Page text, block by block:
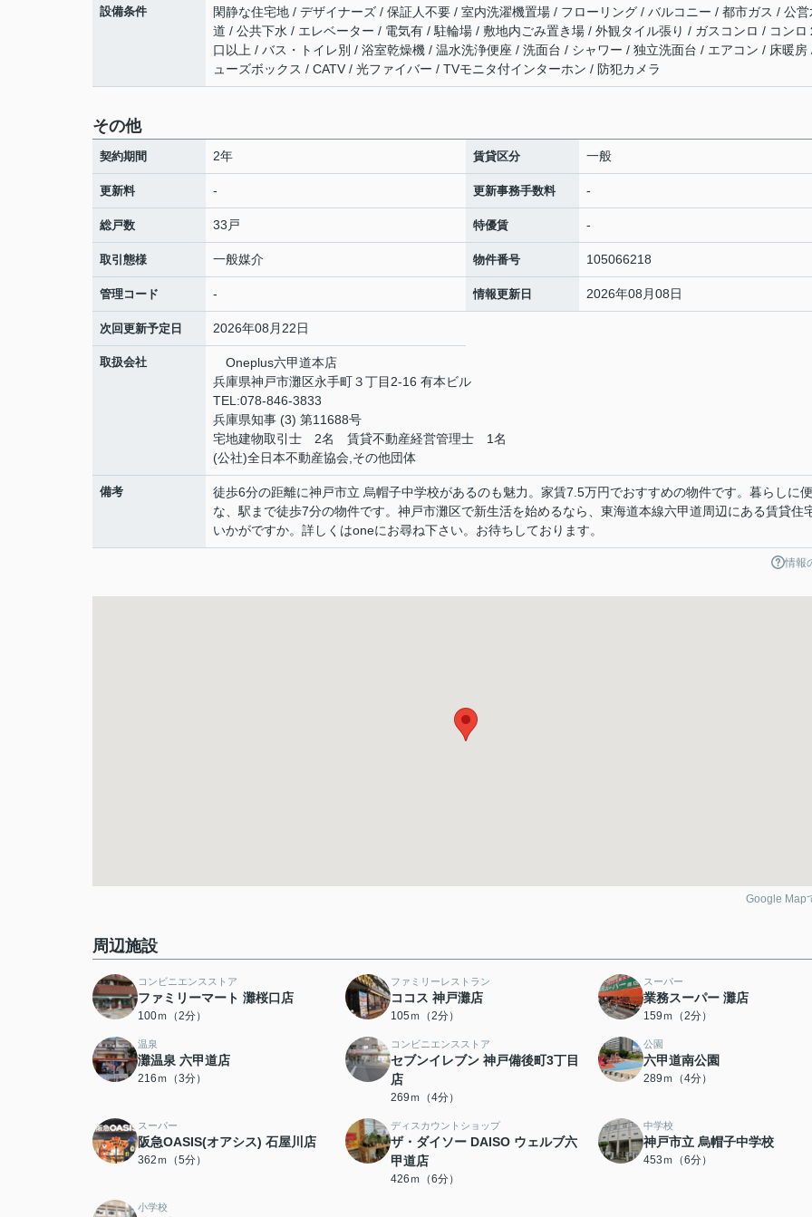
設備条件
閑静な住宅地 / デザイナーズ / 保証人不要 / 室内洗濯機置場 / フローリング / バルコニー / 都市ガス / 公営
道 / 公共下水 / エレベーター / 電気有 / 駐輪場 / 敷地内ごみ置き場 / 外観タイル張り / ガスコンロ / コンロ
口以上 / バス・トイレ別 / 浴室乾燥機 / 温水洗浄便座 / 洗面台 / シャワー / 独立洗面台 / エアコン / 床暖房
ューズボックス / CATV / 光ファイバー / TVモニタ付インターホン / 防犯カメラ
その他
契約期間 2年 賃貸区分 一般
更新料 - 更新事務手数料 -
総戸数 33戸 特優賃 -
取引態様 一般媒介 物件番号 105066218
管理コード - 情報更新日 2026年08月08日
次回更新予定日 2026年08月22日
取扱会社
Oneplus六甲道本店
兵庫県神戸市灘区永手町３丁目2-16 有本ビル
TEL:078-846-3833
兵庫県知事 (3) 第11688号
宅地建物取引士 2名 賃貸不動産経営管理士 1名
(公社)全日本不動産協会,その他団体
備考
徒歩6分の距離に神戸市立 烏帽子中学校があるのも魅力。家賃7.5万円でおすすめの物件です。暮らしに
な、駅まで徒歩7分の物件です。神戸市灘区で新生活を始めるなら、東海道本線六甲道周辺にある賃貸住
いかがですか。詳しくはoneにお尋ね下さい。お待ちしております。
情報
Google Map
周辺施設
コンビニエンスストア
ファミリーマート 灘桜口店
100ｍ（2分）
ファミリーレストラン
ココス 神戸灘店
105ｍ（2分）
スーパー
業務スーパー 灘店
159ｍ（2分）
温泉
灘温泉 六甲道店
216ｍ（3分）
コンビニエンスストア
セブンイレブン 神戸備後町3丁目
店
269ｍ（4分）
公園
六甲道南公園
289ｍ（4分）
スーパー
阪急OASIS(オアシス) 石屋川店
362ｍ（5分）
ディスカウントショップ
ザ・ダイソー DAISO ウェルブ六
甲道店
426ｍ（6分）
中学校
神戸市立 烏帽子中学校
453ｍ（6分）
小学校